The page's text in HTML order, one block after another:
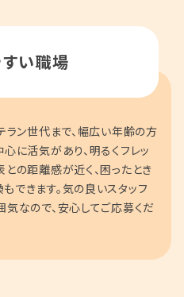
い職場
ン世代まで、幅広い年齢の方
に活気があり、明るくフレッ
の距離感が近く、困ったとき
できます。気の良いスタッフ
なので、安心してご応募くだ